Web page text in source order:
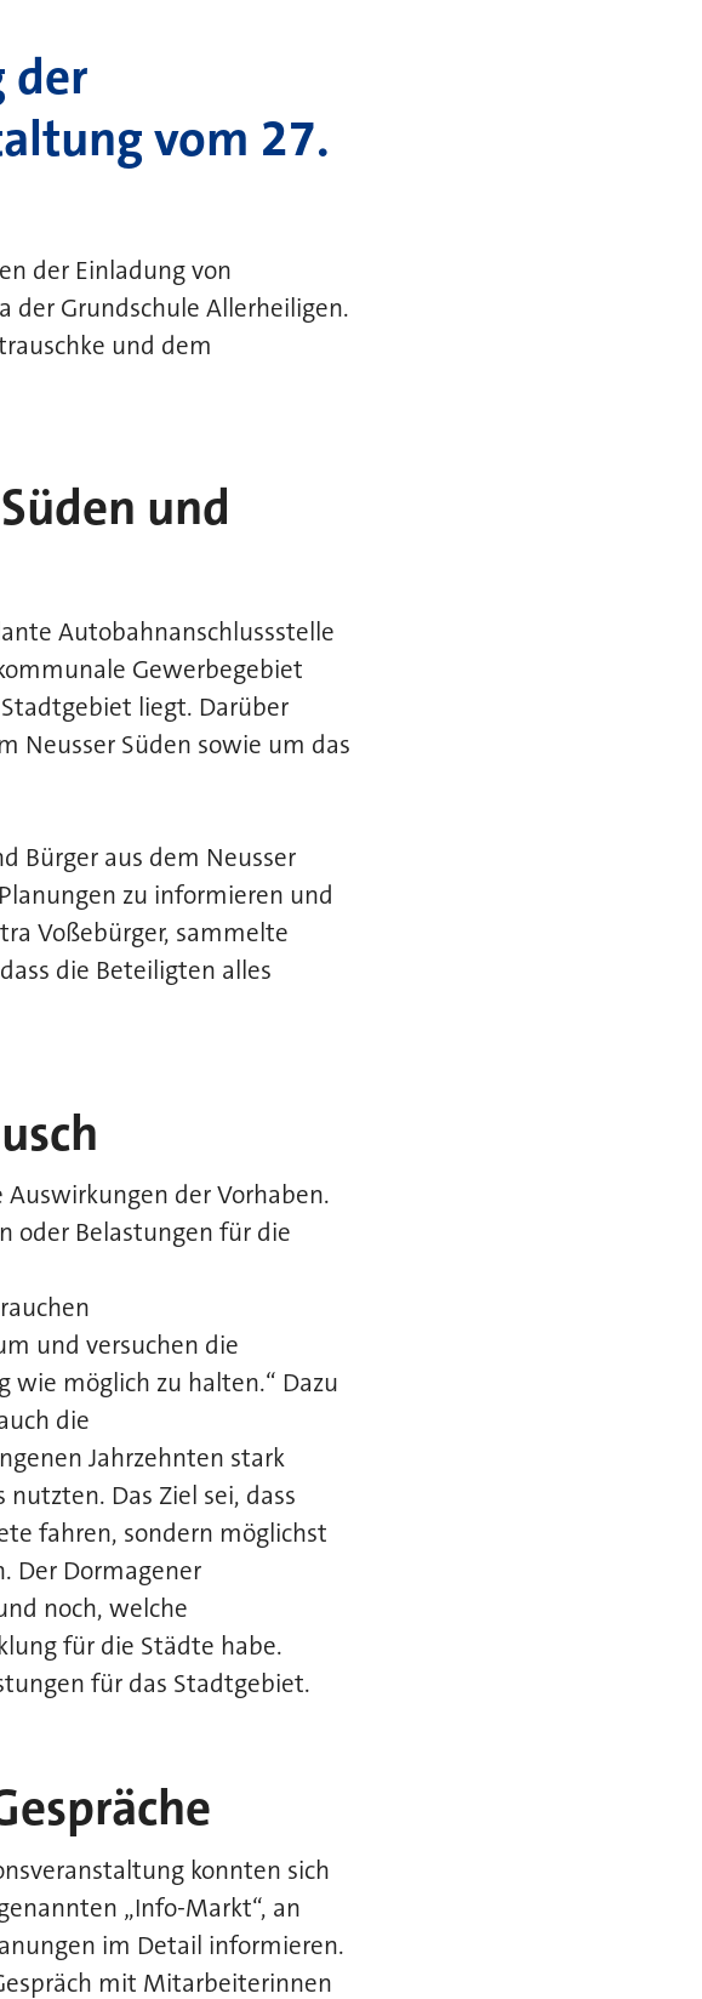
der
vom 27.
der Einladung von
der Grundschule Allerheiligen.
und dem
und
Autobahnanschlussstelle
Gewerbegebiet
liegt. Darüber
Neusser Süden sowie um das
Bürger aus dem Neusser
zu informieren und
Voßebürger, sammelte
die Beteiligten alles
der Vorhaben.
oder Belastungen für die
und versuchen die
wie möglich zu halten.“ Dazu
die
Jahrzehnten stark
Das Ziel sei, dass
fahren, sondern möglichst
Der Dormagener
noch, welche
für die Städte habe.
für das Stadtgebiet.
konnten sich
„Info-Markt“, an
im Detail informieren.
mit Mitarbeiterinnen